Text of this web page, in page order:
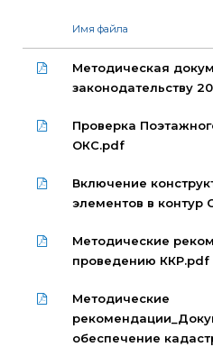
Имя файла
Методическая
законодательству
Проверка
ОКС.pdf
Включение
элементов в контур
Методические
проведению ККР.pdf
Методические
обеспечение